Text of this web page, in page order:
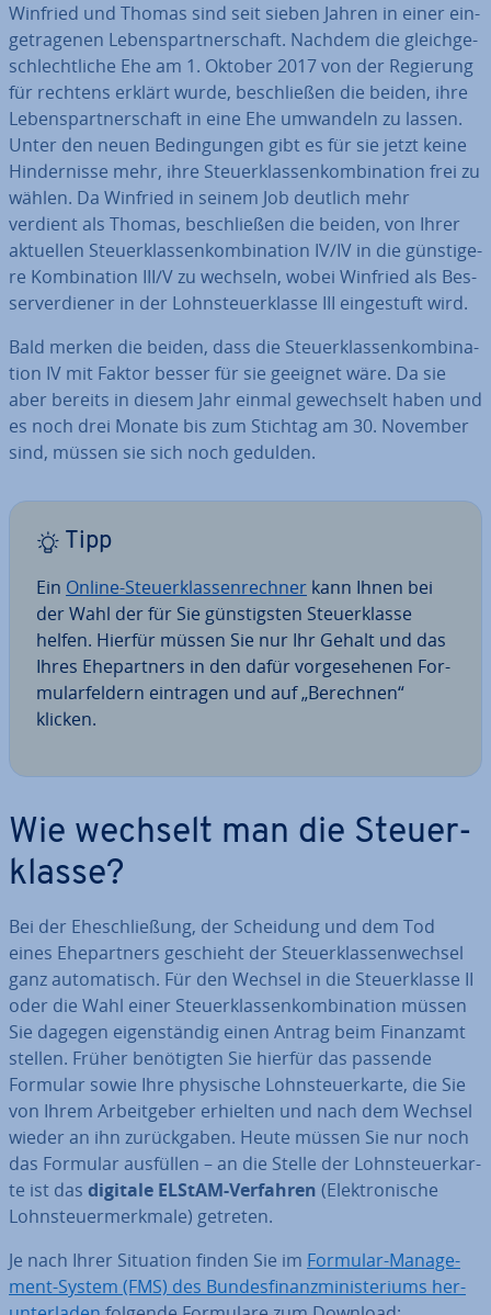
Winfried und Thomas sind seit sieben Jahren in einer ein­
ge­tra­ge­nen Le­bens­part­ner­schaft. Nachdem die gleich­ge­
schlecht­li­che Ehe am 1. Oktober 2017 von der Regierung
für rechtens erklärt wurde, be­schlie­ßen die beiden, ihre
Le­bens­part­ner­schaft in eine Ehe umwandeln zu lassen.
Unter den neuen Be­din­gun­gen gibt es für sie jetzt keine
Hin­der­nis­se mehr, ihre Steu­er­klas­sen­kom­bi­na­ti­on frei zu
wählen. Da Winfried in seinem Job deutlich mehr
verdient als Thomas, be­schlie­ßen die beiden, von Ihrer
aktuellen Steu­er­klas­sen­kom­bi­na­ti­on IV/IV in die güns­ti­ge­
re Kom­bi­na­ti­on III/V zu wechseln, wobei Winfried als Bes­
ser­ver­die­ner in der Lohn­steu­er­klas­se III ein­ge­stuft wird.
Bald merken die beiden, dass die Steu­er­klas­sen­kom­bi­na­
ti­on IV mit Faktor besser für sie geeignet wäre. Da sie
aber bereits in diesem Jahr einmal ge­wech­selt haben und
es noch drei Monate bis zum Stichtag am 30. November
sind, müssen sie sich noch gedulden.
Tipp
Ein Online-Steu­er­klas­sen­rech­ner kann Ihnen bei
der Wahl der für Sie güns­tigs­ten Steu­er­klas­se
helfen. Hierfür müssen Sie nur Ihr Gehalt und das
Ihres Ehe­part­ners in den dafür vor­ge­se­he­nen For­
mu­lar­fel­dern eintragen und auf „Berechnen“
klicken.
Wie wechselt man die Steu­er­
klas­se?
Bei der Ehe­schlie­ßung, der Scheidung und dem Tod
eines Ehe­part­ners geschieht der Steu­er­klas­sen­wech­sel
ganz au­to­ma­tisch. Für den Wechsel in die Steu­er­klas­se II
oder die Wahl einer Steu­er­klas­sen­kom­bi­na­ti­on müssen
Sie dagegen ei­gen­stän­dig einen Antrag beim Finanzamt
stellen. Früher be­nö­tig­ten Sie hierfür das passende
Formular sowie Ihre physische Lohn­steu­er­kar­te, die Sie
von Ihrem Ar­beit­ge­ber erhielten und nach dem Wechsel
wieder an ihn zu­rück­ga­ben. Heute müssen Sie nur noch
das Formular ausfüllen – an die Stelle der Lohn­steu­er­kar­
te ist das digitale ELStAM-Verfahren (Elek­tro­ni­sche
Lohn­steu­er­merk­ma­le) getreten.
Je nach Ihrer Situation finden Sie im Formular-Ma­nage­
ment-System (FMS) des Bun­des­fi­nanz­mi­nis­te­ri­ums her­